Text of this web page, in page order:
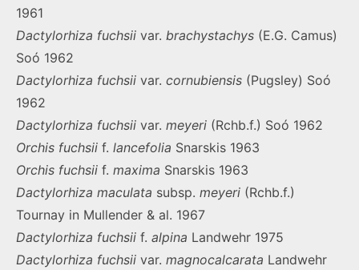
1961
Dactylorhiza fuchsii var. brachystachys (E.G. Camus)
Soó 1962
Dactylorhiza fuchsii var. cornubiensis (Pugsley) Soó
1962
Dactylorhiza fuchsii var. meyeri (Rchb.f.) Soó 1962
Orchis fuchsii f. lancefolia Snarskis 1963
Orchis fuchsii f. maxima Snarskis 1963
Dactylorhiza maculata subsp. meyeri (Rchb.f.)
Tournay in Mullender & al. 1967
Dactylorhiza fuchsii f. alpina Landwehr 1975
Dactylorhiza fuchsii var. magnocalcarata Landwehr